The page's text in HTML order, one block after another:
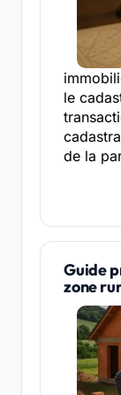
le
de la
Guide
zone